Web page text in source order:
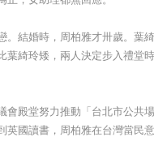
。結婚時，周柏雅才卅歲。葉
綺玲矮，兩人決定步入禮堂時
會殿堂努力推動「台北市公共
英國讀書，周柏雅在台灣當民